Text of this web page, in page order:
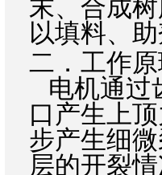
末、合成
以填料、
二．工作
电机通过
口产生上
步产生细
层的开裂